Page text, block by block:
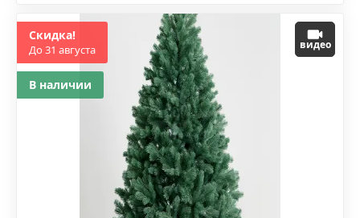
видео
Скидка!
До 31 августа
В наличии